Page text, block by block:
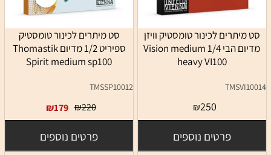
סט מיתרים לכינור טומסטיק וויזן
מדיום הבי 1/4 Vision medium
heavy VI100
TMSVI10014
₪250
פרטים נוספים
סט מיתרים לכינור טומסטיק
ספיריט 1/2 מדיום Thomastik
Spirit medium sp100
TMSSP10012
₪220
₪179
פרטים נוספים